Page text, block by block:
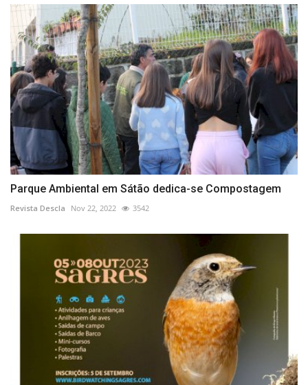
Parque Ambiental em Sátão dedica-se Compostagem
Revista Descla Nov 22, 2022 3542